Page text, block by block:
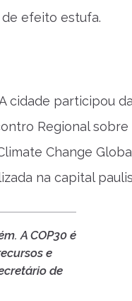
efeito estufa.
cidade participou
Regional sobre
Change
na capital
A COP30 é
e
de